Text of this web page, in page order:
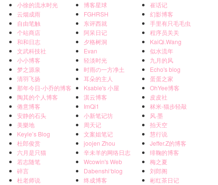
小徐的流水时光
云烟成雨
自由笔触
个站商店
和和日志
文武科技社
小小博客
梦之源泉
清羽飞扬
那年今日-小乔的博客
陶其的个人博客
倦意博客
安静的石头
美樂地
Keyle’s Blog
杜郎俊赏
六月是只猫
若志随笔
碎言
杜老师说
博客星球
FGHRSH
东评西就
阿呆日记
夕格树洞
Evan
轻淡时光
时雨の一方净土
耳朵的主人
Ksable's 小屋
淇云博客
ImQi1
小新笔记坊
周天记
文案姐笔记
joojen Zhou
辛未羊的网络日志
Wcowin's Web
Dabenshi‘blog
终成博客
崔话记
幻影博客
手里有只毛毛虫
程序员关关
KaiQi.Wang
似水流年
九月的风
Echo's blog
蛋蛋之家
OhYee博客
皮皮社
秫米-猫步轻敲
风·墨
拍天空
慧行说
Jeffer.Z的博客
绯鞠的博客
梅之夏
刘郎阁
彬红茶日记